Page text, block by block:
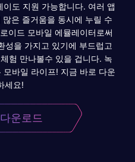
도 지원 가능합니다. 여러 앱
은 즐거움을 동시에 누릴 수
이드 모바일 에뮬레이터로써
성을 가지고 있기에 부드럽고
험 만나볼수 있을 겁니다. 녹
바일 라이프! 지금 바로 다운
세요!
운로드